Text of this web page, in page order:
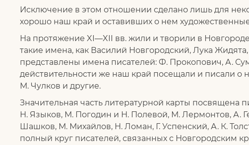
Исключение в этом отношении сделано лишь для
хорошо наш край и оставивших о нем
На протяжение XI—XII вв. жили и творили в
такие имена, как Василий Новгородский, Лука
представлены имена писателей: Ф. Прокопович, А.
действительности же наш край посещали и писали о
М. Чулков и другие.
Значительная часть литературной карты посвящена
Н. Языков, М. Погодин и Н. Полевой, М. Лермонтов, А.
Шашков, М. Михайлов, Н. Ломан, Г. Успенский, А. К.
полный круг писателей, связанных с Новгородским